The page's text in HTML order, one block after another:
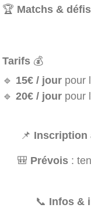
🏆 Matchs & défis
Tarifs 💰
🔹 15€ / jour pour
🔹 20€ / jour pour
📌 Inscription
🎒 Prévois :
📞 Infos &